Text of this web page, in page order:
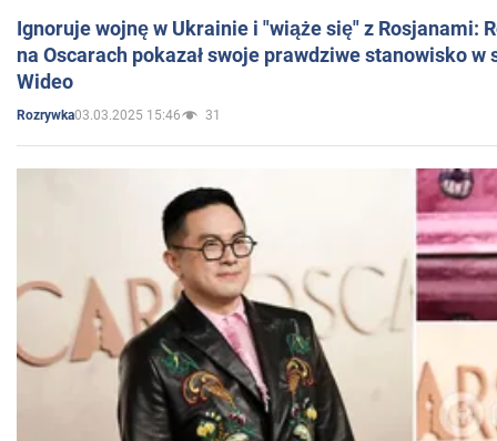
Ignoruje wojnę w Ukrainie i "wiąże się" z Rosjanami:
na Oscarach pokazał swoje prawdziwe stanowisko w
Wideo
Rozrywka03.03.2025 15:46 31